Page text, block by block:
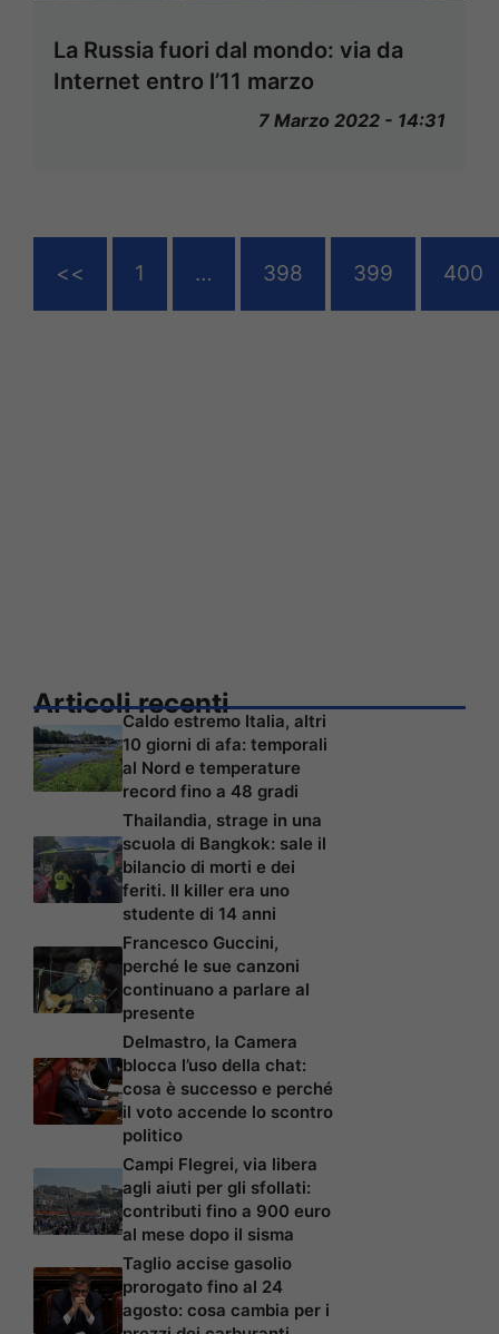
La Russia fuori dal mondo: via da
Internet entro l’11 marzo
7 Marzo 2022 - 14:31
<< 1 … 398 399 400
Articoli recenti
Caldo estremo Italia, altri
10 giorni di afa: temporali
al Nord e temperature
record fino a 48 gradi
Thailandia, strage in una
scuola di Bangkok: sale il
bilancio di morti e dei
feriti. Il killer era uno
studente di 14 anni
Francesco Guccini,
perché le sue canzoni
continuano a parlare al
presente
Delmastro, la Camera
blocca l’uso della chat:
cosa è successo e perché
il voto accende lo scontro
politico
Campi Flegrei, via libera
agli aiuti per gli sfollati:
contributi fino a 900 euro
al mese dopo il sisma
Taglio accise gasolio
prorogato fino al 24
agosto: cosa cambia per i